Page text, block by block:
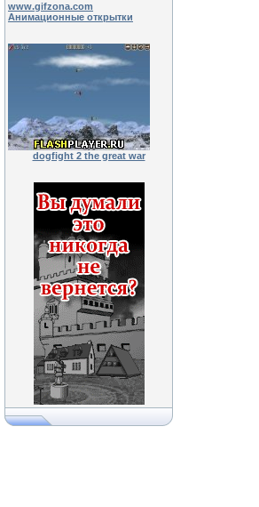
www.gifzona.com
Анимационные открытки
dogfight 2 the great war